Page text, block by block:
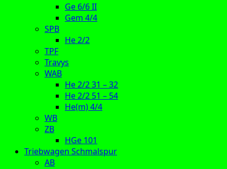
Ge 6/6 II
Gem 4/4
SPB
He 2/2
TPF
Travys
WAB
He 2/2 31 – 32
He 2/2 51 – 54
He(m) 4/4
WB
ZB
HGe 101
Triebwagen Schmalspur
AB